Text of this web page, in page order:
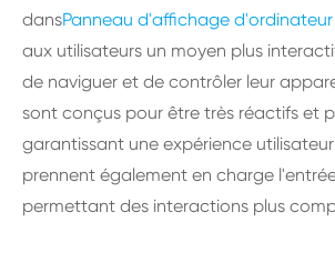
dansPanneau d'affichage
aux utilisateurs un moyen plus
de naviguer et de contrôler leur
sont conçus pour être très réactifs et
garantissant une expérience
prennent également en charge
permettant des interactions plus